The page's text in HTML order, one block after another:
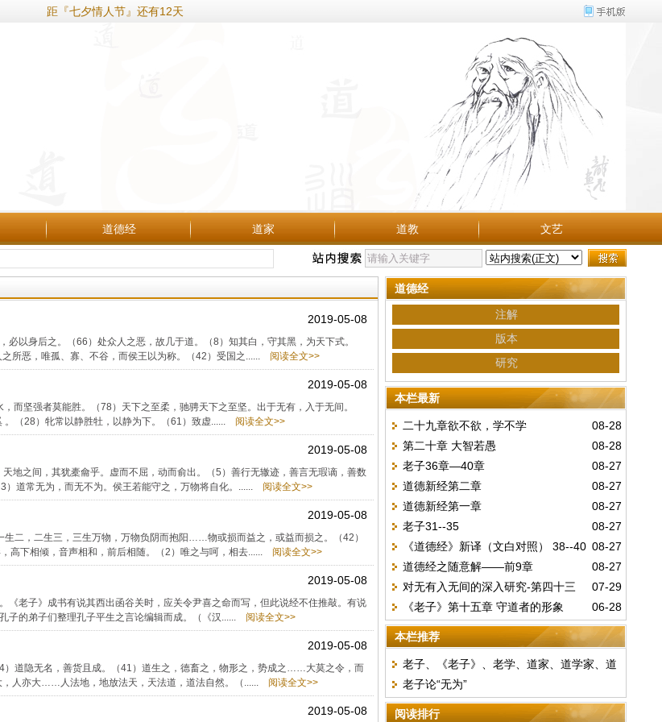
距『七夕情人节』还有12天
道德经 道家 道教 文艺
2019-05-08
以身后之。（66）处众人之恶，故几于道。（8）知其白，守其黑，为天下式。
所恶，唯孤、寡、不谷，而侯王以为称。（42）受国之......
阅读全文>>
2019-05-08
而坚强者莫能胜。（78）天下之至柔，驰骋天下之至坚。出于无有，入于无间。
（28）牝常以静胜牡，以静为下。（61）致虚......
阅读全文>>
2019-05-08
地之间，其犹橐龠乎。虚而不屈，动而俞出。（5）善行无辙迹，善言无瑕谪，善数
道常无为，而无不为。侯王若能守之，万物将自化。......
阅读全文>>
2019-05-08
二，二生三，三生万物，万物负阴而抱阳……物或损而益之，或益而损之。（42）
高下相倾，音声相和，前后相随。（2）唯之与呵，相去......
阅读全文>>
2019-05-08
老子》成书有说其西出函谷关时，应关令尹喜之命而写，但此说经不住推敲。有说
子的弟子们整理孔子平生之言论编辑而成。（《汉......
阅读全文>>
2019-05-08
道隐无名，善货且成。（41）道生之，德畜之，物形之，势成之……大莫之令，而
人亦大……人法地，地放法天，天法道，道法自然。（......
阅读全文>>
2019-05-08
道德经
注解
版本
研究
本栏最新
08-28
二十九章欲不欲，学不学
08-28
第二十章 大智若愚
08-27
老子36章—40章
08-27
道德新经第二章
08-27
道德新经第一章
08-27
老子31--35
08-27
《道德经》新译（文白对照） 38--40
章
08-27
道德经之随意解——前9章
07-29
对无有入无间的深入研究-第四十三
章
06-28
《老子》第十五章 守道者的形象
本栏推荐
老子、《老子》、老学、道家、道学家、道
士
老子论“无为”
阅读排行